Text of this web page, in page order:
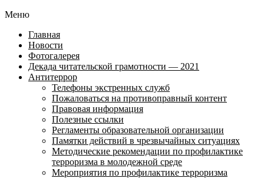
Меню
Главная
Новости
Фотогалерея
Декада читательской грамотности — 2021
Антитеррор
Телефоны экстренных служб
Пожаловаться на противоправный контент
Правовая информация
Полезные ссылки
Регламенты образовательной организации
Памятки действий в чрезвычайных ситуациях
Методические рекомендации по профилактике
терроризма в молодежной среде
Мероприятия по профилактике терроризма